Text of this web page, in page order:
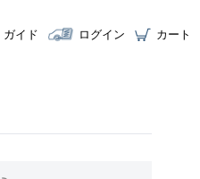
ガイド ログイン カート